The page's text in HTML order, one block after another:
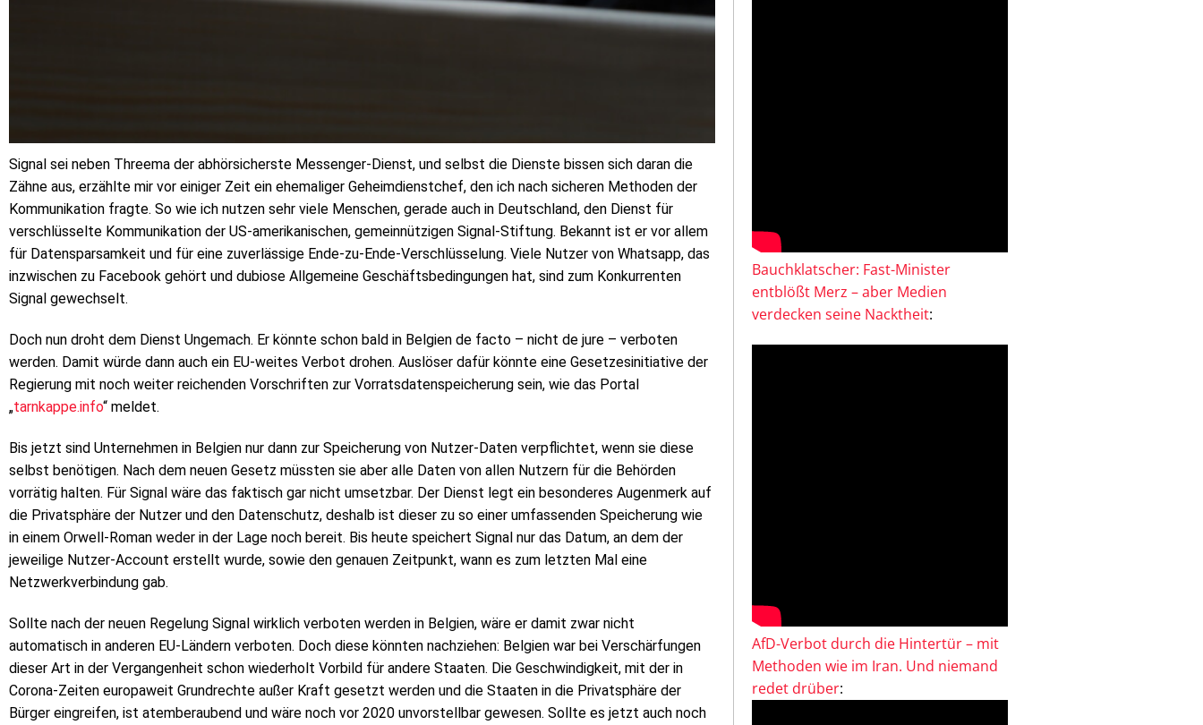
Signal sei neben Threema der abhörsicherste Messenger-Dienst, und selbst die Dienste bissen sich daran die
Zähne aus, erzählte mir vor einiger Zeit ein ehemaliger Geheimdienstchef, den ich nach sicheren Methoden der
Kommunikation fragte. So wie ich nutzen sehr viele Menschen, gerade auch in Deutschland, den Dienst für
verschlüsselte Kommunikation der US-amerikanischen, gemeinnützigen Signal-Stiftung. Bekannt ist er vor allem
für Datensparsamkeit und für eine zuverlässige Ende-zu-Ende-Verschlüsselung. Viele Nutzer von Whatsapp, das
inzwischen zu Facebook gehört und dubiose Allgemeine Geschäftsbedingungen hat, sind zum Konkurrenten
Signal gewechselt.
Doch nun droht dem Dienst Ungemach. Er könnte schon bald in Belgien de facto – nicht de jure – verboten
werden. Damit würde dann auch ein EU-weites Verbot drohen. Auslöser dafür könnte eine Gesetzesinitiative der
Regierung mit noch weiter reichenden Vorschriften zur Vorratsdatenspeicherung sein, wie das Portal
„tarnkappe.info“ meldet.
Bis jetzt sind Unternehmen in Belgien nur dann zur Speicherung von Nutzer-Daten verpflichtet, wenn sie diese
selbst benötigen. Nach dem neuen Gesetz müssten sie aber alle Daten von allen Nutzern für die Behörden
vorrätig halten. Für Signal wäre das faktisch gar nicht umsetzbar. Der Dienst legt ein besonderes Augenmerk auf
die Privatsphäre der Nutzer und den Datenschutz, deshalb ist dieser zu so einer umfassenden Speicherung wie
in einem Orwell-Roman weder in der Lage noch bereit. Bis heute speichert Signal nur das Datum, an dem der
jeweilige Nutzer-Account erstellt wurde, sowie den genauen Zeitpunkt, wann es zum letzten Mal eine
Netzwerkverbindung gab.
Sollte nach der neuen Regelung Signal wirklich verboten werden in Belgien, wäre er damit zwar nicht
automatisch in anderen EU-Ländern verboten. Doch diese könnten nachziehen: Belgien war bei Verschärfungen
dieser Art in der Vergangenheit schon wiederholt Vorbild für andere Staaten. Die Geschwindigkeit, mit der in
Corona-Zeiten europaweit Grundrechte außer Kraft gesetzt werden und die Staaten in die Privatsphäre der
Bürger eingreifen, ist atemberaubend und wäre noch vor 2020 unvorstellbar gewesen. Sollte es jetzt auch noch
Bauchklatscher: Fast-Minister
entblößt Merz – aber Medien
verdecken seine Nacktheit:
AfD-Verbot durch die Hintertür – mit
Methoden wie im Iran. Und niemand
redet drüber: